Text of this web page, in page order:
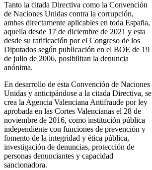
Tanto la citada Directiva como la Convención
de Naciones Unidas contra la corrupción,
ambas directamente aplicables en toda España,
aquella desde 17 de diciembre de 2021 y esta
desde su ratificación por el Congreso de los
Diputados según publicación en el BOE de 19
de julio de 2006, posibilitan la denuncia
anónima.
En desarrollo de esta Convención de Naciones
Unidas y anticipándose a la citada Directiva, se
crea la Agencia Valenciana Antifraude por ley
aprobada en las Cortes Valencianas el 28 de
noviembre de 2016, como institución pública
independiente con funciones de prevención y
fomento de la integridad y ética pública,
investigación de denuncias, protección de
personas denunciantes y capacidad
sancionadora.